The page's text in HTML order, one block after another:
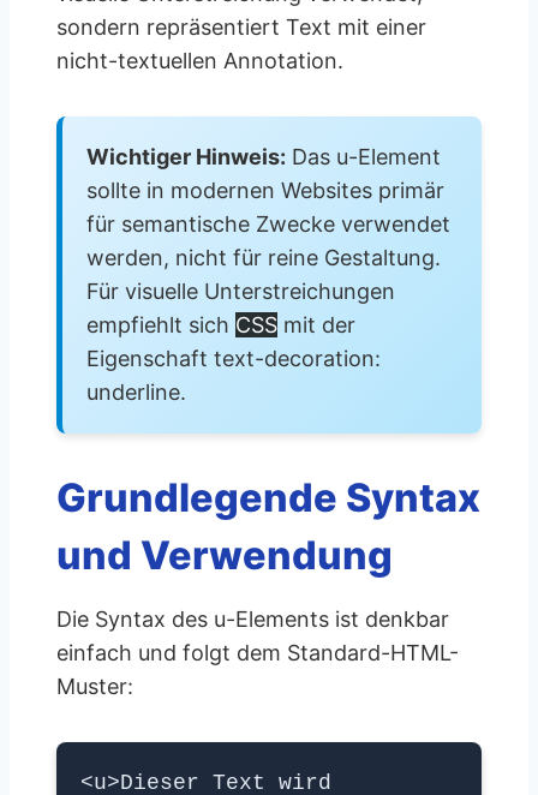
sondern repräsentiert Text mit einer
nicht-textuellen Annotation.
Wichtiger Hinweis: Das u-Element
sollte in modernen Websites primär
für semantische Zwecke verwendet
werden, nicht für reine Gestaltung.
Für visuelle Unterstreichungen
empfiehlt sich CSS mit der
Eigenschaft text-decoration:
underline.
Grundlegende Syntax
und Verwendung
Die Syntax des u-Elements ist denkbar
einfach und folgt dem Standard-HTML-
Muster:
<u>Dieser Text wird